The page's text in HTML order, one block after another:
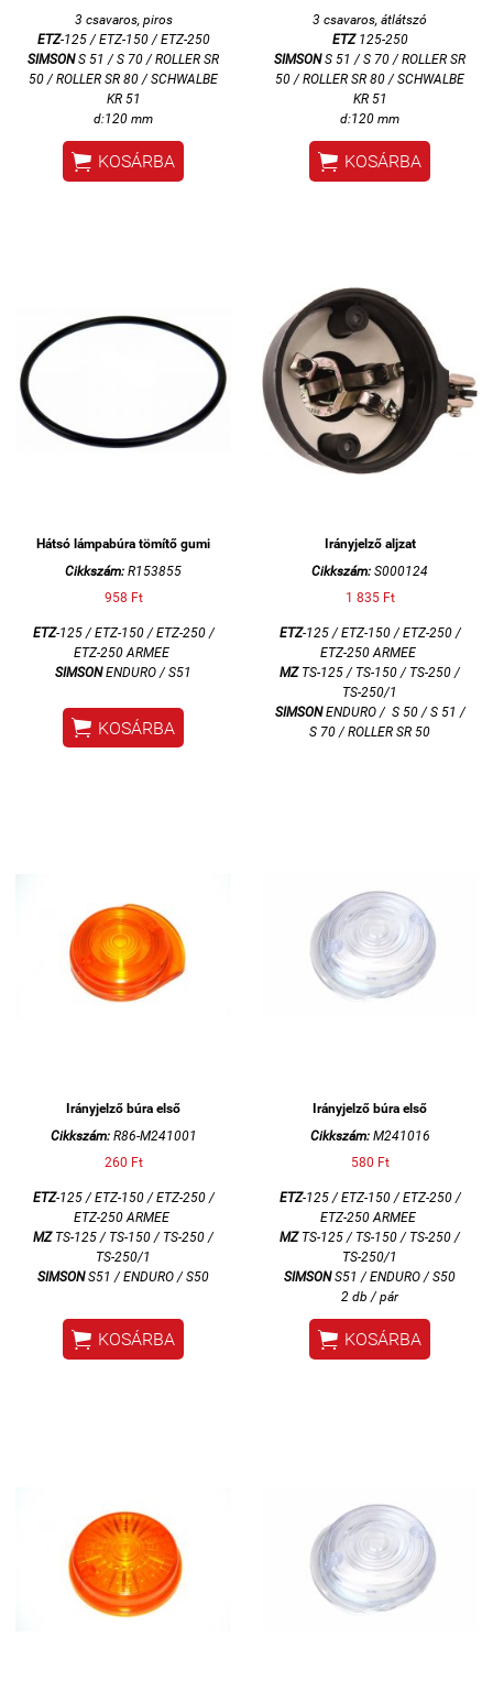
3 csavaros, piros
ETZ-125 / ETZ-150 / ETZ-250
SIMSONS 51 / S 70 / ROLLER SR
50 / ROLLER SR 80 / SCHWALBE
KR 51
d:120 mm
 KOSÁRBA
3 csavaros, átlátszó
ETZ125-250
SIMSONS 51 / S 70 / ROLLER SR
50 / ROLLER SR 80 / SCHWALBE
KR 51
d:120 mm
 KOSÁRBA
Hátsó lámpabúra tömítő gumi
Cikkszám: R153855
958 Ft
ETZ-125 / ETZ-150 / ETZ-250 /
ETZ-250 ARMEE
SIMSONENDURO / S51
 KOSÁRBA
Irányjelző aljzat
Cikkszám: S000124
1 835 Ft
ETZ-125 / ETZ-150 / ETZ-250 /
ETZ-250 ARMEE
MZTS-125 / TS-150 / TS-250 /
TS-250/1
SIMSONENDURO / S 50 / S 51 /
S 70 / ROLLER SR 50
Irányjelző búra első
Cikkszám:R86-M241001
260 Ft
ETZ-125 / ETZ-150 / ETZ-250 /
ETZ-250 ARMEE
MZTS-125 / TS-150 / TS-250 /
TS-250/1
SIMSONS51 / ENDURO / S50
 KOSÁRBA
Irányjelző búra első
Cikkszám:M241016
580 Ft
ETZ-125 / ETZ-150 / ETZ-250 /
ETZ-250 ARMEE
MZTS-125 / TS-150 / TS-250 /
TS-250/1
SIMSONS51 / ENDURO / S50
2 db / pár
 KOSÁRBA